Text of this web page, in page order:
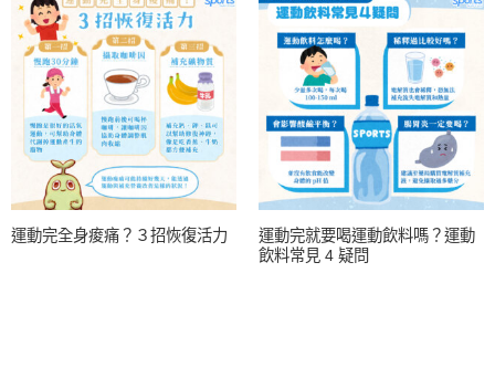
運動完全身痠痛？３招恢復活力
運動完就要喝運動飲料嗎？運動
飲料常見 4 疑問